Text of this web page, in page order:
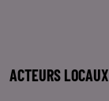
ACTEURS LOCAUX